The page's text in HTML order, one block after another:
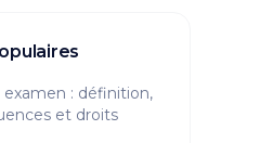
examen : définition,
et droits